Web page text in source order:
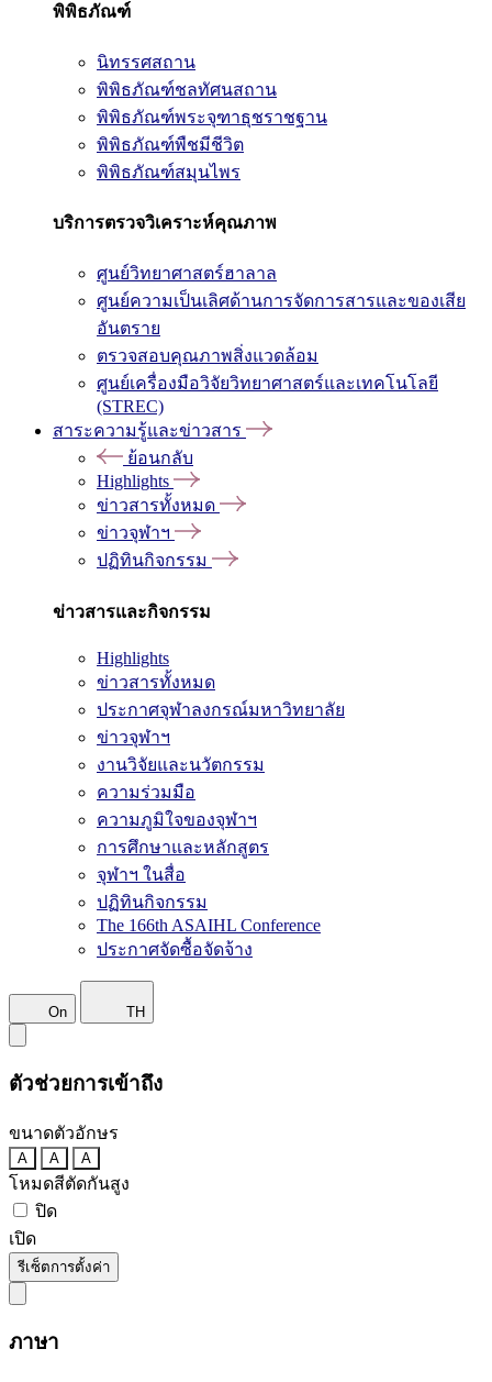
พิพิธภัณฑ์
นิทรรศสถาน
พิพิธภัณฑ์ชลทัศนสถาน
พิพิธภัณฑ์พระจุฑาธุชราชฐาน
พิพิธภัณฑ์พืชมีชีวิต
พิพิธภัณฑ์สมุนไพร
บริการตรวจวิเคราะห์คุณภาพ
ศูนย์วิทยาศาสตร์ฮาลาล
ศูนย์ความเป็นเลิศด้านการจัดการสารและของเสีย
อันตราย
ตรวจสอบคุณภาพสิ่งแวดล้อม
ศูนย์เครื่องมือวิจัยวิทยาศาสตร์และเทคโนโลยี
(STREC)
สาระความรู้และข่าวสาร
ย้อนกลับ
Highlights
ข่าวสารทั้งหมด
ข่าวจุฬาฯ
ปฏิทินกิจกรรม
ข่าวสารและกิจกรรม
Highlights
ข่าวสารทั้งหมด
ประกาศจุฬาลงกรณ์มหาวิทยาลัย
ข่าวจุฬาฯ
งานวิจัยและนวัตกรรม
ความร่วมมือ
ความภูมิใจของจุฬาฯ
การศึกษาและหลักสูตร
จุฬาฯ ในสื่อ
ปฏิทินกิจกรรม
The 166th ASAIHL Conference
ประกาศจัดซื้อจัดจ้าง
On TH
ตัวช่วยการเข้าถึง
ขนาดตัวอักษร
A A A
โหมดสีตัดกันสูง
ปิด
เปิด
รีเซ็ตการตั้งค่า
ภาษา